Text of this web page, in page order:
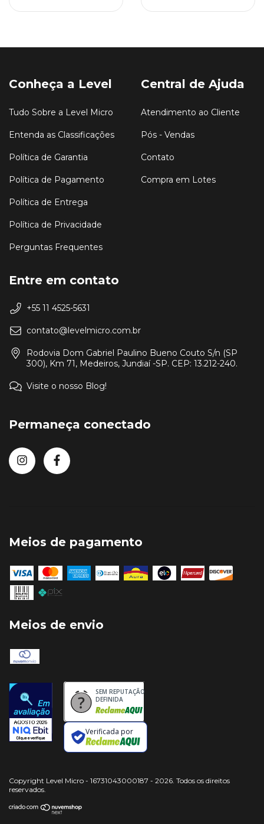
Conheça a Level
Tudo Sobre a Level Micro
Entenda as Classificações
Política de Garantia
Política de Pagamento
Política de Entrega
Política de Privacidade
Perguntas Frequentes
Central de Ajuda
Atendimento ao Cliente
Pós - Vendas
Contato
Compra em Lotes
Entre em contato
+55 11 4525-5631
contato@levelmicro.com.br
Rodovia Dom Gabriel Paulino Bueno Couto S/n (SP
300), Km 71, Medeiros, Jundiaí -SP. CEP: 13.212-240.
Visite o nosso Blog!
Permaneça conectado
Meios de pagamento
Meios de envio
SEM REPUTAÇÃO
DEFINIDA
Verificada por
Copyright Level Micro - 16731043000187 - 2026. Todos os direitos
reservados.